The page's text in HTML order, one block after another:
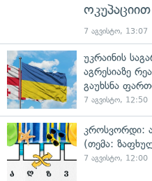
ოკუპაციით
7 აგვისტო, 13:07
უკრაინის
აგრესიაზე
გაუხსნა
7 აგვისტო, 12:50
კროსვორდი:
(თემა:
7 აგვისტო, 12:00